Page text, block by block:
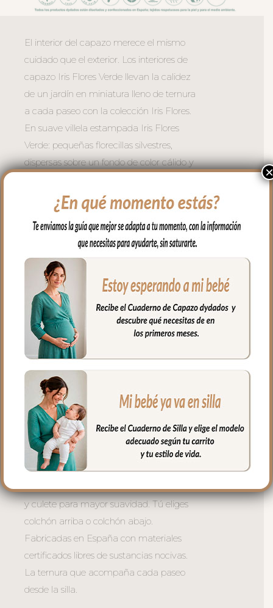
El interior del capazo merece el mismo
cuidado que el exterior. Los interiores de
capazo Iris Flores Verde llevan la calidez
de un jardín en miniatura lleno de ternura
a cada paseo con la colección Iris Flores.
En suave villela estampada Iris Flores
Verde: pequeñas florecillas silvestres,
dispersas sobre un fondo de color cálido y
delicado que parece bordado a mano,
dulce y atemporal.
Válido para capazos que no lleven la
capota unida al capazo ya que estos
interiores vuelven el aro en todo el
capazo.
Tres versiones para cada necesidad:
– Con lazadas — mayor mullido en
laterales, se sujeta con lazos atados al
capazo. La opción más acolchada y
– Universal con goma perimetral —
ajuste con goma en todo el borde,
perfecto para capazos con borde
definido. Tú eliges colchón arriba o
colchón abajo.
– Universal con relleno — combina el
ajuste de la goma con relleno en laterales
y culete para mayor suavidad. Tú eliges
colchón arriba o colchón abajo.
Fabricadas en España con materiales
certificados libres de sustancias nocivas.
La ternura que acompaña cada paseo
desde la silla.
×